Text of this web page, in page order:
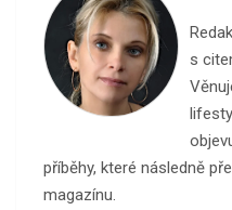
s
příběhy, které následně
magazínu.